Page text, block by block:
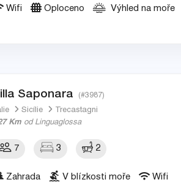
Wifi Oploceno Výhled na moře
Saponara (#3987)
Sicílie
Trecastagni
Km od Linguaglossa
7 3 2
Zahrada V blízkosti moře
Wifi